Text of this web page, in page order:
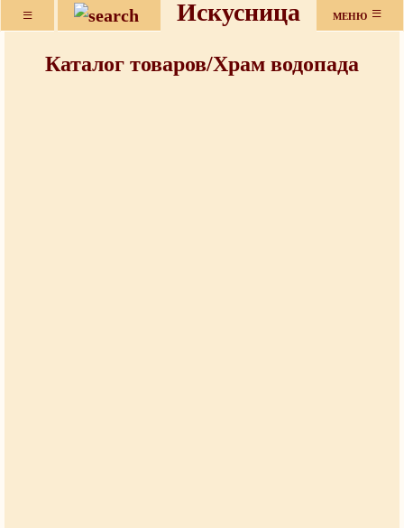
≡ Искусница МЕНЮ ≡
Каталог товаров/Храм водопада